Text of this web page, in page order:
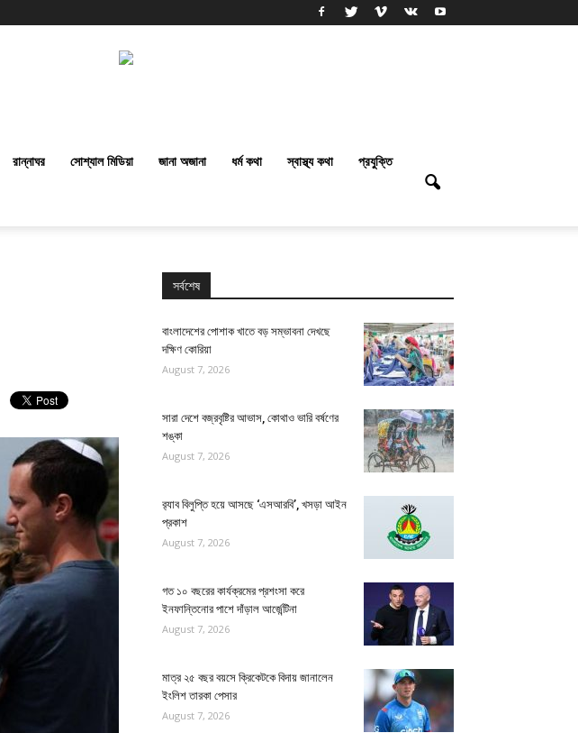
রান্নাঘর সোশ্যাল মিডিয়া জানা অজানা ধর্ম কথা স্বাস্থ্য কথা প্রযুক্তি
সর্বশেষ
বাংলাদেশের পোশাক খাতে বড় সম্ভাবনা দেখছে
দক্ষিণ কোরিয়া
August 7, 2026
সারা দেশে বজ্রবৃষ্টির আভাস, কোথাও ভারি বর্ষণের
শঙ্কা
August 7, 2026
র‍্যাব বিলুপ্তি হয়ে আসছে ‘এসআরবি’, খসড়া আইন
প্রকাশ
August 7, 2026
গত ১০ বছরের কার্যক্রমের প্রশংসা করে
ইনফান্তিনোর পাশে দাঁড়াল আর্জেন্টিনা
August 7, 2026
মাত্র ২৫ বছর বয়সে ক্রিকেটকে বিদায় জানালেন
ইংলিশ তারকা পেসার
August 7, 2026